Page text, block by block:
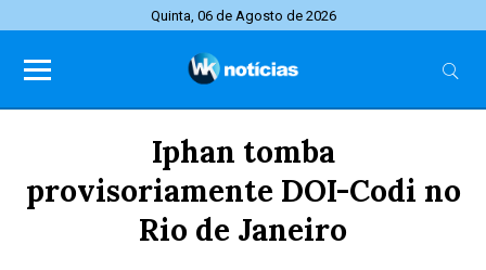
Quinta, 06 de Agosto de 2026
Iphan tomba
provisoriamente DOI-Codi no
Rio de Janeiro